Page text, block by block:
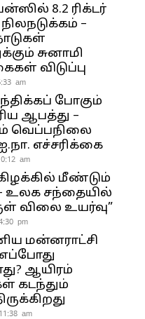
8.2 ரிக்டர்
–
சுனாமி
விடுப்பு
am
போகும்
ஆபத்து –
வெப்பநிலை
எச்சரிக்கை
am
மீண்டும்
உலக சந்தையில்
விலை உயர்வு”
pm
மன்னராட்சி
ஆயிரம்
கடந்தும்
am